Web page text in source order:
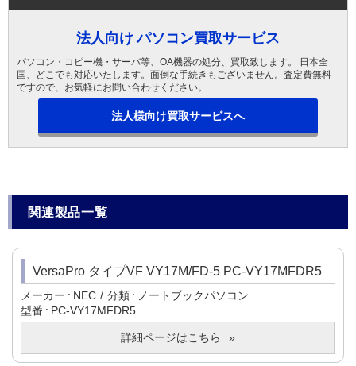
法人向け パソコン買取サービス
パソコン・コピー機・サーバ等、OA機器の処分、買取致します。 日本全
国、どこでも対応いたします。面倒な手続きもございません。査定費無料
ですので、お気軽にお問い合わせください。
法人様向け買取サービスへ
関連製品一覧
VersaPro タイプVF VY17M/FD-5 PC-VY17MFDR5
メーカー NEC 分類
ノートブックパソコン
型番
PC-VY17MFDR5
詳細ページはこちら